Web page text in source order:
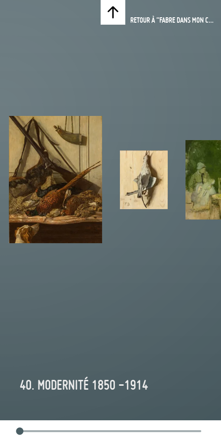
RETOUR À “FABRE DANS MON CANAPÉ”
40. MODERNITÉ 1850 -1914